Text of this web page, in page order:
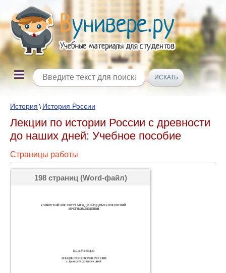
История \ История России
Лекции по истории России с древности
до наших дней: Учебное пособие
Страницы работы
198 страниц (Word-файл)